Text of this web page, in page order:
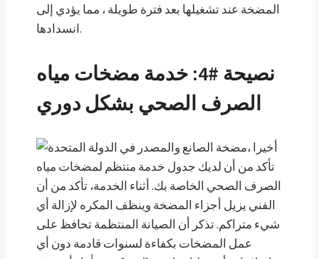
المضخة عند تشغيلها بعد فترة طويلة ، مما يؤدي إلى
انسدادها.
نصيحة #4: خدمة مضخات مياه
الصرف الصحي بشكل دوري
أخيرا ،
تأكد من أن لديك جدول خدمة منتظم لمضخات مياه
الصرف الصحي الخاصة بك. أثناء الخدمة، تأكد من أن
الفني يزيل أجزاء المضخة وينظف المكره لإزالة أي
شيء متراكم. تذكر أن الصيانة المنتظمة تحافظ على
عمل المضخات بكفاءة لسنوات قادمة دون أي